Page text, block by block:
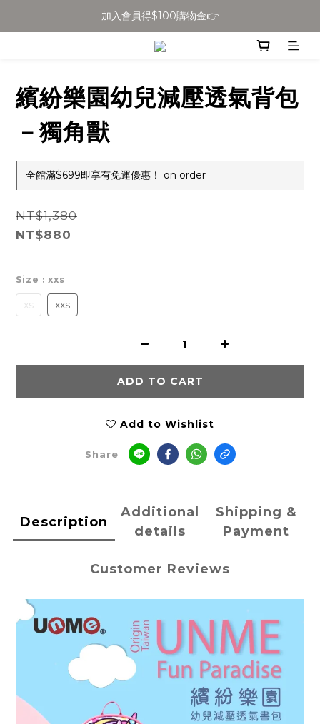
全館滿$699免運
加入會員得$100購物金👉
全館滿$699免運
繽紛樂園幼兒減壓透氣背包
－獨角獸
全館滿$699即享有免運優惠！ on order
NT$1,380
NT$880
Size : xxs
xs xxs
ADD TO CART
Add to Wishlist
Share
Description
Additional
details
Shipping &
Payment
Customer Reviews